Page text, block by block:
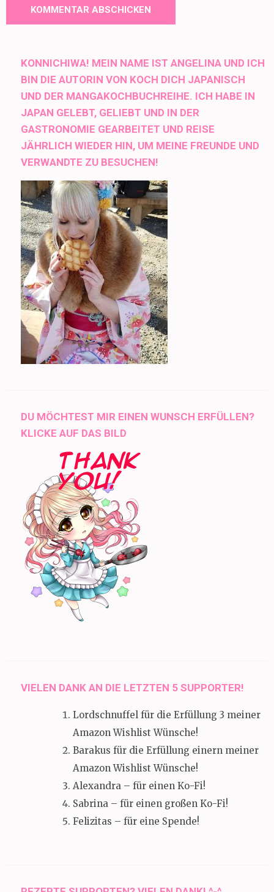
KONNICHIWA! MEIN NAME IST ANGELINA UND ICH
BIN DIE AUTORIN VON KOCH DICH JAPANISCH
UND DER MANGAKOCHBUCHREIHE. ICH HABE IN
JAPAN GELEBT, GELIEBT UND IN DER
GASTRONOMIE GEARBEITET UND REISE
JÄHRLICH WIEDER HIN, UM MEINE FREUNDE UND
VERWANDTE ZU BESUCHEN!
DU MÖCHTEST MIR EINEN WUNSCH ERFÜLLEN?
KLICKE AUF DAS BILD
VIELEN DANK AN DIE LETZTEN 5 SUPPORTER!
Lordschnuffel für die Erfüllung 3 meiner
Amazon Wishlist Wünsche!
Barakus für die Erfüllung einern meiner
Amazon Wishlist Wünsche!
Alexandra – für einen Ko-Fi!
Sabrina – für einen großen Ko-Fi!
Felizitas – für eine Spende!